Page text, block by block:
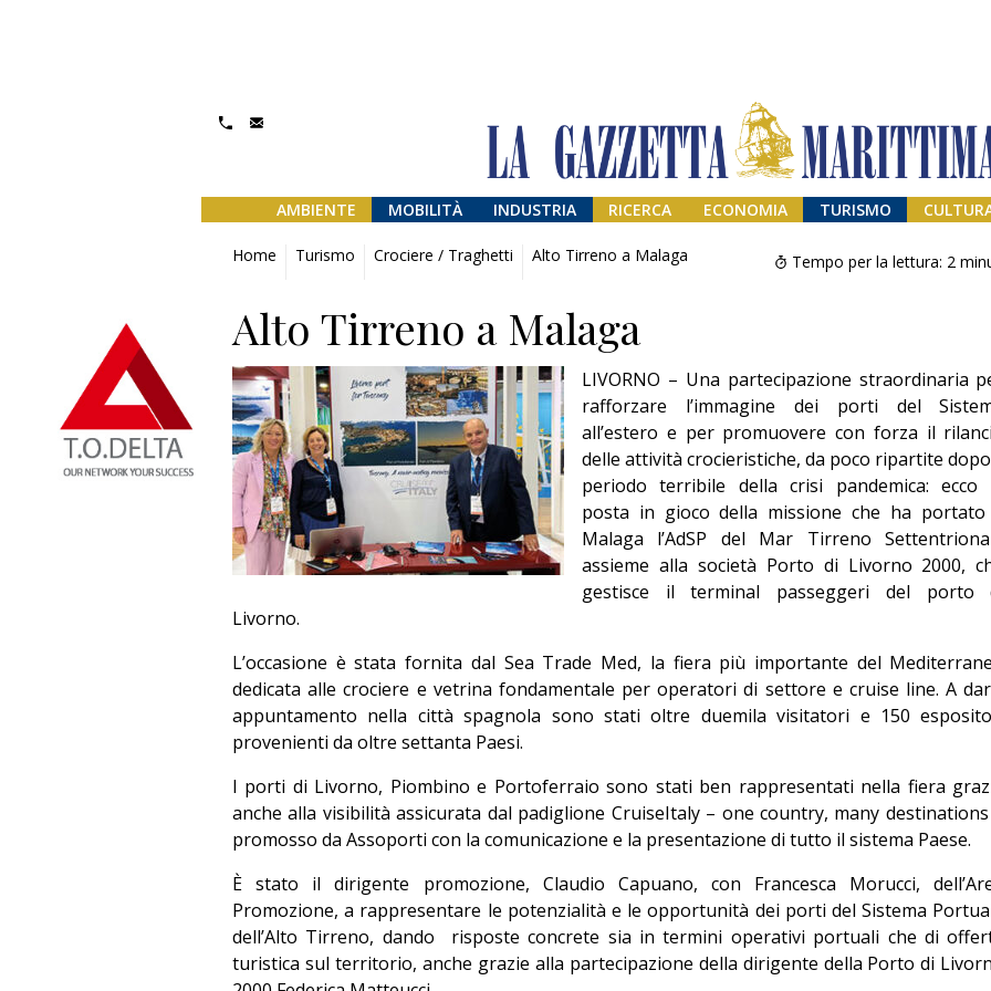
AMBIENTE MOBILITÀ INDUSTRIA RICERCA ECONOMIA TURISMO
Home Turismo Crociere / Traghetti Alto Tirreno a Malaga Tempo per la lettura: 2
Alto Tirreno a Malaga
LIVORNO – Una partecipazione straordinaria
rafforzare l’immagine dei porti del
all’estero e per promuovere con forza il
delle attività crocieristiche, da poco ripartite
periodo terribile della crisi pandemica: ecco
posta in gioco della missione che ha portato
Malaga l’AdSP del Mar Tirreno
assieme alla società Porto di Livorno 2000,
gestisce il terminal passeggeri del porto
Livorno.
L’occasione è stata fornita dal Sea Trade Med, la fiera più importante del
dedicata alle crociere e vetrina fondamentale per operatori di settore e cruise line. A
appuntamento nella città spagnola sono stati oltre duemila visitatori e 150
provenienti da oltre settanta Paesi.
I porti di Livorno, Piombino e Portoferraio sono stati ben rappresentati nella fiera
anche alla visibilità assicurata dal padiglione CruiseItaly – one country, many
promosso da Assoporti con la comunicazione e la presentazione di tutto il sistema Paese.
È stato il dirigente promozione, Claudio Capuano, con Francesca Morucci,
Promozione, a rappresentare le potenzialità e le opportunità dei porti del Sistema
dell’Alto Tirreno, dando
risposte concrete sia in termini operativi portuali che di
turistica sul territorio, anche grazie alla partecipazione della dirigente della Porto di
Addio amico
Giorgio
Editoriale